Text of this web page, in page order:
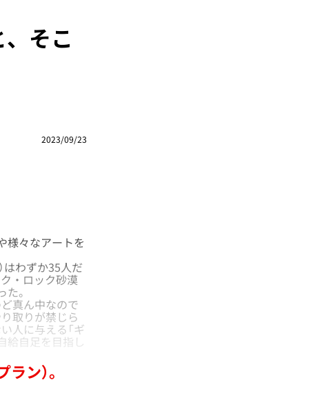
そこ
2023/09/23
様々なアートを
わずか35人だ
・ロック砂漠
。
真ん中なので
取りが禁じら
人に与える「ギ
自足を目指し
ン）。